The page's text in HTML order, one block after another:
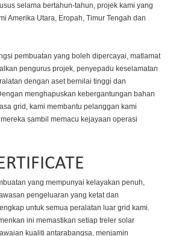
selama bertahun-tahun, projek kami yang
Amerika Utara, Eropah, Timur Tengah dan
pembuatan yang boleh dipercayai, matlamat
pengurus projek, penyepadu keselamatan
dengan aset bernilai tinggi dan
menghapuskan kebergantungan bahan
grid, kami membantu pelanggan kami
sambil memacu kejayaan operasi
yang mempunyai kelayakan penuh,
pengeluaran yang ketat dan
untuk semua peralatan luar grid kami.
ini memastikan setiap treler solar
kualiti antarabangsa, menjamin